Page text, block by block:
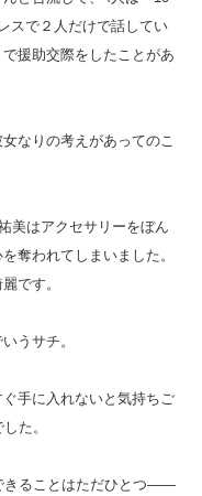
スで２人だけで話してい
援助交際をしたことがあ
なりの考えがあってのこ
美はアクセサリーをぼん
奪われてしまいました。
です。
うサチ。
手に入れないと気持ちご
た。
きることはただひとつ――